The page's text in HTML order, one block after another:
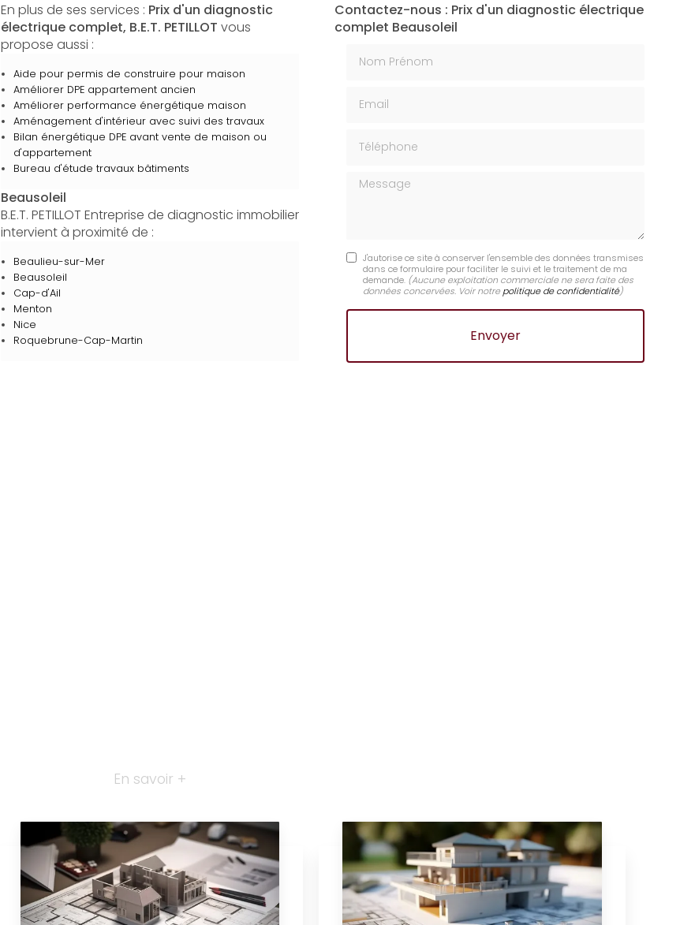
En plus de ses services : Prix d'un diagnostic
électrique complet, B.E.T. PETILLOT vous
propose aussi :
Aide pour permis de construire pour maison
Améliorer DPE appartement ancien
Améliorer performance énergétique maison
Aménagement d'intérieur avec suivi des travaux
Bilan énergétique DPE avant vente de maison ou
d'appartement
Bureau d'étude travaux bâtiments
Beausoleil
B.E.T. PETILLOT Entreprise de diagnostic immobilier
intervient à proximité de :
Beaulieu-sur-Mer
Beausoleil
Cap-d'Ail
Menton
Nice
Roquebrune-Cap-Martin
Contactez-nous : Prix d'un diagnostic électrique
complet Beausoleil
Message
J'autorise ce site à conserver l'ensemble des données transmises
dans ce formulaire pour faciliter le suivi et le traitement de ma
demande. (Aucune exploitation commerciale ne sera faite des
données concervées. Voir notre politique de confidentialité)
En savoir +